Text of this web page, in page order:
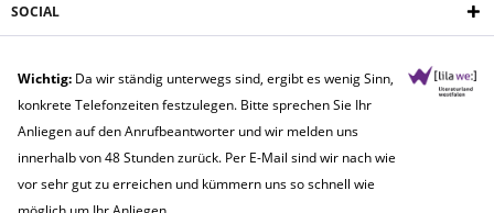
SOCIAL
Wichtig: Da wir ständig unterwegs sind, ergibt es wenig Sinn,
konkrete Telefonzeiten festzulegen. Bitte sprechen Sie Ihr
Anliegen auf den Anrufbeantworter und wir melden uns
innerhalb von 48 Stunden zurück. Per E-Mail sind wir nach wie
vor sehr gut zu erreichen und kümmern uns so schnell wie